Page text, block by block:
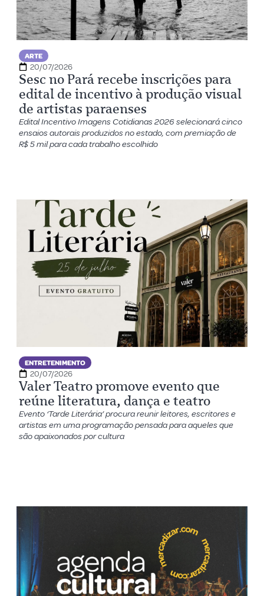
ARTE
20/07/2026
Sesc no Pará recebe inscrições para
edital de incentivo à produção visual
de artistas paraenses
Edital Incentivo Imagens Cotidianas 2026 selecionará cinco
ensaios autorais produzidos no estado, com premiação de
R$ 5 mil para cada trabalho escolhido
ENTRETENIMENTO
20/07/2026
Valer Teatro promove evento que
reúne literatura, dança e teatro
Evento ‘Tarde Literária’ procura reunir leitores, escritores e
artistas em uma programação pensada para aqueles que
são apaixonados por cultura